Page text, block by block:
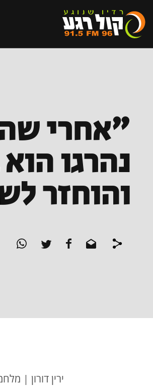
"אחרי
נהרגו
והוחזר
ירין דורון |